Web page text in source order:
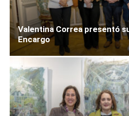
Valentina Correa presentó
Encargo